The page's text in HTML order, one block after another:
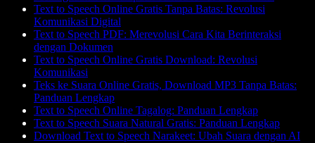
Text to Speech Online Gratis Tanpa Batas: Revolusi
Komunikasi Digital
Text to Speech PDF: Merevolusi Cara Kita Berinteraksi
dengan Dokumen
Text to Speech Online Gratis Download: Revolusi
Komunikasi
Teks ke Suara Online Gratis, Download MP3 Tanpa Batas:
Panduan Lengkap
Text to Speech Online Tagalog: Panduan Lengkap
Text to Speech Suara Natural Gratis: Panduan Lengkap
Download Text to Speech Narakeet: Ubah Suara dengan AI